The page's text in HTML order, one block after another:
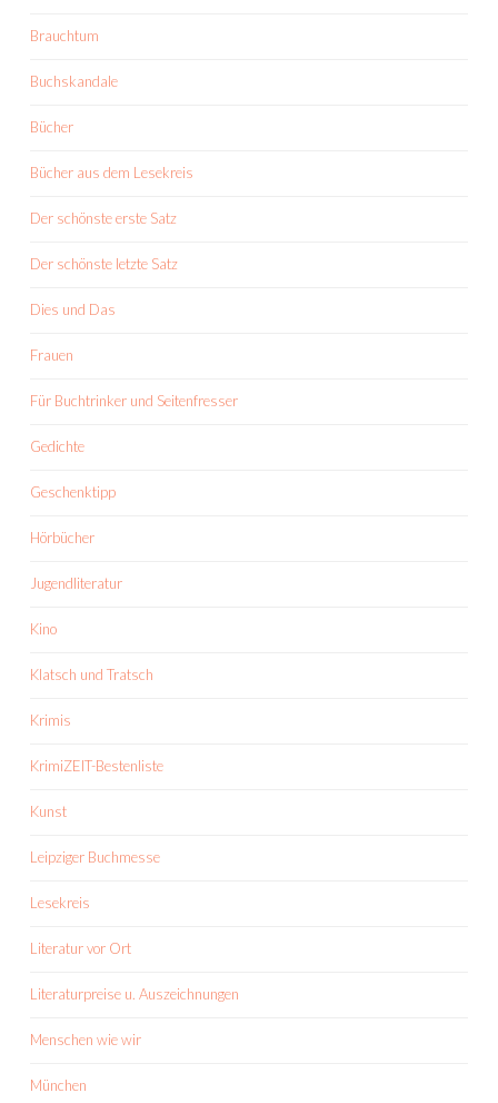
Brauchtum
Buchskandale
Bücher
Bücher aus dem Lesekreis
Der schönste erste Satz
Der schönste letzte Satz
Dies und Das
Frauen
Für Buchtrinker und Seitenfresser
Gedichte
Geschenktipp
Hörbücher
Jugendliteratur
Kino
Klatsch und Tratsch
Krimis
KrimiZEIT-Bestenliste
Kunst
Leipziger Buchmesse
Lesekreis
Literatur vor Ort
Literaturpreise u. Auszeichnungen
Menschen wie wir
München